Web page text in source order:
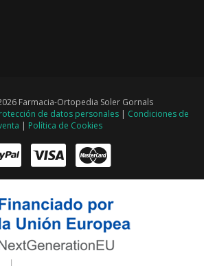
Farmacia-Ortopedia Soler Gornals
de datos personales| Condiciones de
| Política de Cookies